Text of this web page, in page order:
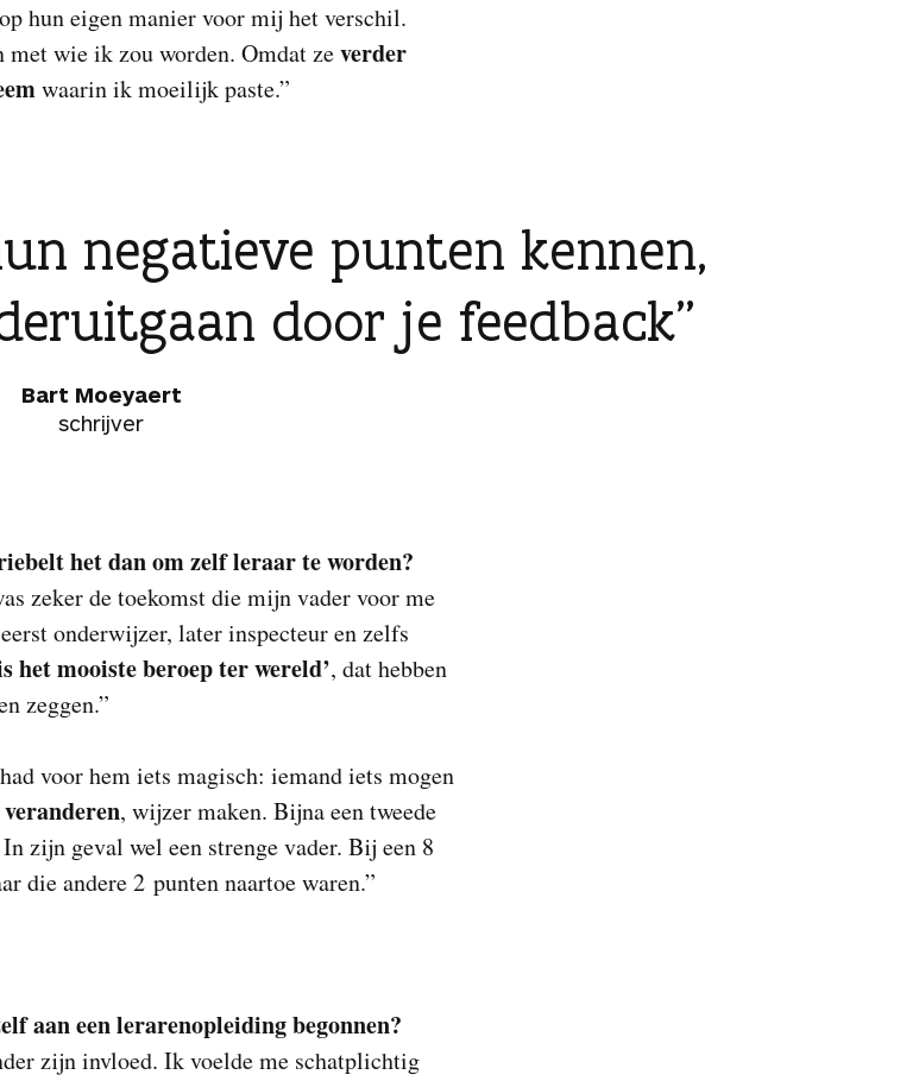
hun eigen manier voor mij het verschil.
wie ik zou worden. Omdat zeverder
waarin ik moeilijk paste.”
negatieve punten kennen,
door je feedback
Bart Moeyaert
schrijver
het dan om zelf leraar te worden?
zeker de toekomst die mijn vader voor me
onderwijzer, later inspecteur en zelfs
het mooiste beroep ter wereld’, dat hebben
zeggen.”
voor hem iets magisch: iemand iets mogen
, wijzer maken. Bijna een tweede
zijn geval wel een strenge vader. Bij een 8
die andere 2 punten naartoe waren.”
aan een lerarenopleiding begonnen?
zijn invloed. Ik voelde me schatplichtig